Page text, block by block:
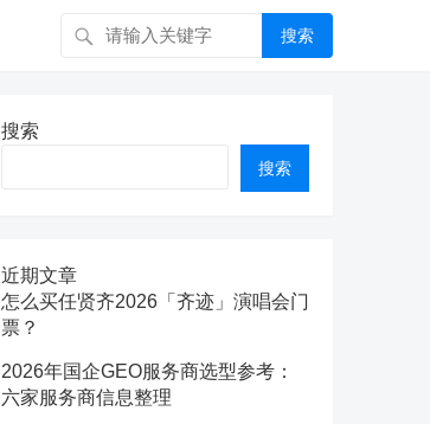
搜索
搜索
搜索
近期文章
怎么买任贤齐2026「齐迹」演唱会门
票？
2026年国企GEO服务商选型参考：
六家服务商信息整理